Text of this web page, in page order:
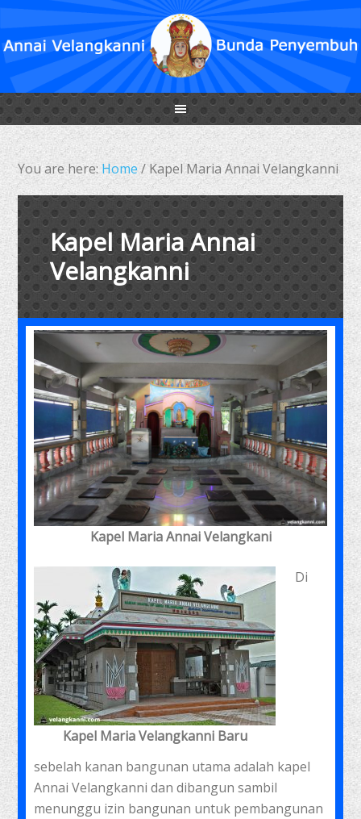
You are here: Home/Kapel Maria Annai Velangkanni
Kapel Maria Annai
Velangkanni
Kapel Maria Annai Velangkani
Kapel Maria Velangkanni Baru
Di
sebelah kanan bangunan utama adalah kapel
Annai Velangkanni dan dibangun sambil
menunggu izin bangunan untuk pembangunan